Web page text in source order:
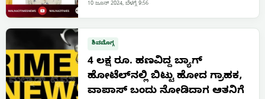
10 ಜೂನ್ 2024, ಬೆಳಗ್ಗೆ 9:56
ಶಿವಮೊಗ್ಗ
4 ಲಕ್ಷ ರೂ. ಹಣವಿದ್ದ ಬ್ಯಾಗ್
ಹೋಟೆಲ್‌ನಲ್ಲಿ ಬಿಟ್ಟು ಹೋದ ಗ್ರಾಹಕ,
ವಾಪಾಸ್ ಬಂದು ನೋಡಿದಾಗ ಆತನಿಗೆ